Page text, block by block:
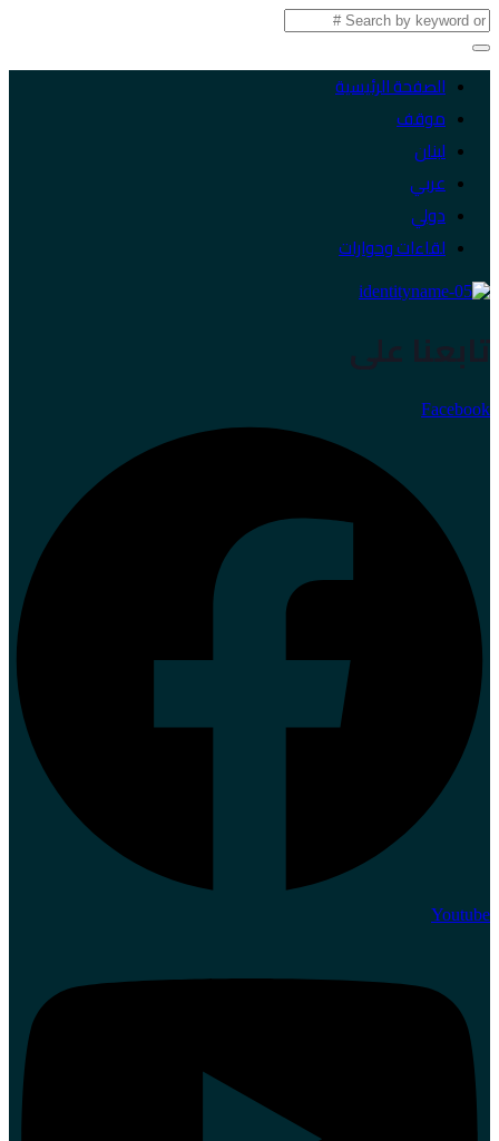
الصفحة الرئيسية
موقف
لبنان
عربي
دولي
لقاءات وحوارات
تابعنا على
Facebook
Youtube